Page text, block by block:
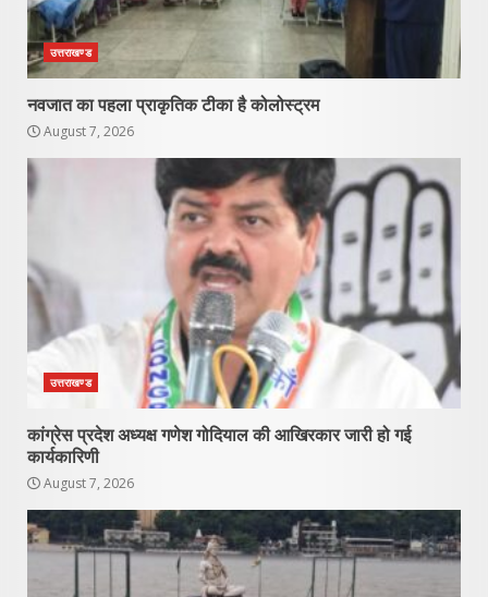
उत्तराखण्ड
नवजात का पहला प्राकृतिक टीका है कोलोस्ट्रम
August 7, 2026
उत्तराखण्ड
कांग्रेस प्रदेश अध्यक्ष गणेश गोदियाल की आखिरकार जारी हो गई
कार्यकारिणी
August 7, 2026